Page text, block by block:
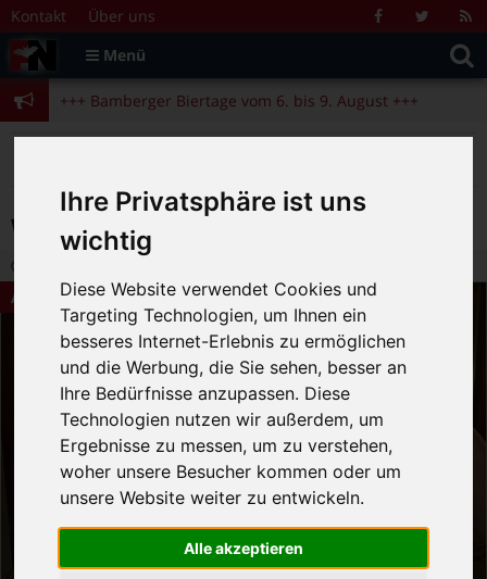
Ihre Privatsphäre ist uns
wichtig
Diese Website verwendet Cookies und
Targeting Technologien, um Ihnen ein
besseres Internet-Erlebnis zu ermöglichen
und die Werbung, die Sie sehen, besser an
Ihre Bedürfnisse anzupassen. Diese
Technologien nutzen wir außerdem, um
Ergebnisse zu messen, um zu verstehen,
woher unsere Besucher kommen oder um
unsere Website weiter zu entwickeln.
Alle akzeptieren
Zum Inhalt springen
Kontakt Über uns FacebookTwitter
Menü
Suche
nach:
+++ Bamberger Biertage vom 6. bis 9. August +++
+++ Blues- und Jazzfestival vom 31.7. bis 9.8. +++
+++ Bamberger Biertage vom 6. bis 9. August +++
Wie schreibt man Liebe?
Aktuelle Filme